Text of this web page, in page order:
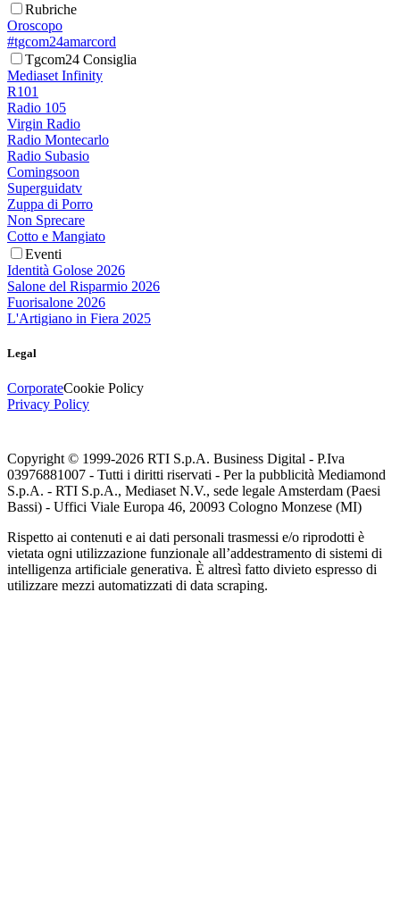
Rubriche
Oroscopo
#tgcom24amarcord
Tgcom24 Consiglia
Mediaset Infinity
R101
Radio 105
Virgin Radio
Radio Montecarlo
Radio Subasio
Comingsoon
Superguidatv
Zuppa di Porro
Non Sprecare
Cotto e Mangiato
Eventi
Identità Golose 2026
Salone del Risparmio 2026
Fuorisalone 2026
L'Artigiano in Fiera 2025
Legal
CorporateCookie Policy
Privacy Policy
Copyright © 1999-2026 RTI S.p.A. Business Digital - P.Iva
03976881007 - Tutti i diritti riservati - Per la pubblicità Mediamond
S.p.A. - RTI S.p.A., Mediaset N.V., sede legale Amsterdam (Paesi
Bassi) - Uffici Viale Europa 46, 20093 Cologno Monzese (MI)
Rispetto ai contenuti e ai dati personali trasmessi e/o riprodotti è
vietata ogni utilizzazione funzionale all’addestramento di sistemi di
intelligenza artificiale generativa. È altresì fatto divieto espresso di
utilizzare mezzi automatizzati di data scraping.